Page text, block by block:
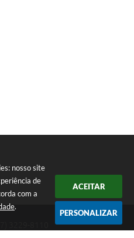
nosso site
de
com a
.
ACEITAR
PERSONALIZAR